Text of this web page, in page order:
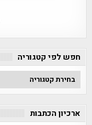
חפש לפי קטגוריה
חפש
לפי
קטגוריה
ארכיון הכתבות